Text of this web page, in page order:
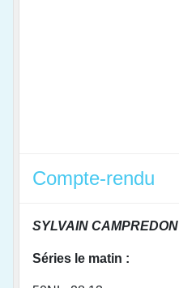
Compte-rendu
SYLVAIN CAMPREDON
Séries le matin :